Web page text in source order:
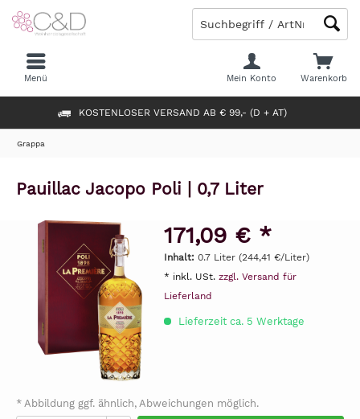
KOSTENLOSER VERSAND AB € 99,- (D + AT)
Warenkorb
Mein Konto
Menü
Grappa
Pauillac Jacopo Poli | 0,7 Liter
171,09 € *
Inhalt: 0.7 Liter (244,41 €/Liter)
* inkl. USt. zzgl. Versand für
Lieferland
Lieferzeit ca. 5 Werktage
* Abbildung ggf. ähnlich, Abweichungen möglich.